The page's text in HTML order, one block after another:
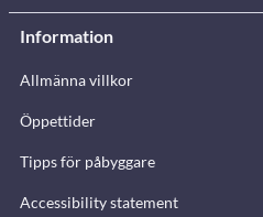
Information
Allmänna villkor
Öppettider
Tipps för påbyggare
Accessibility statement